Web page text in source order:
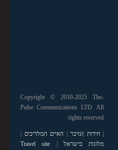
Copyright © 2010-2025 The-
Pulse Communications LTD. All
rights reserved
|חידות זנזיבר האיים המלדיבים
מלונות בישראל
Travel site